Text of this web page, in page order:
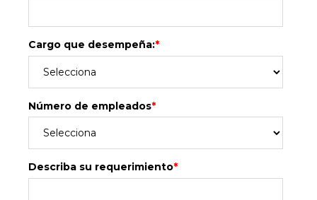
Cargo que desempeña:*
Número de empleados*
Describa su requerimiento*